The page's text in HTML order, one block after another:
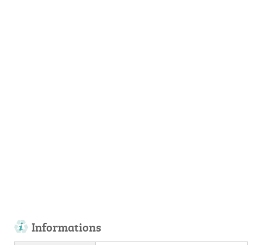
Informations